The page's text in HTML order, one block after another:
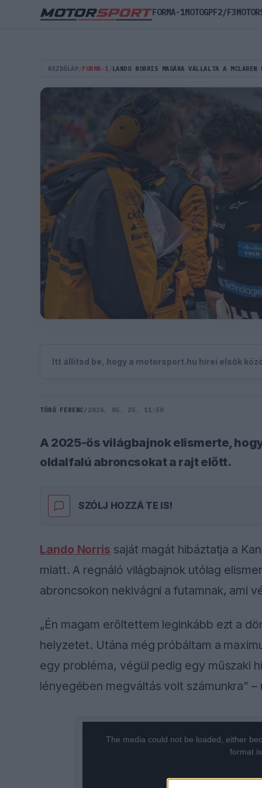
KEZDŐLAP FORMA-1 LANDO NORRIS MAGÁRA VÁLLALTA A
Itt állítsd be, hogy a motorsport.hu hírei elsők
TÖRŐ FERENC / 2026. 05. 25. 11:50
A 2025-ös világbajnok elismerte,
oldalfalú abroncsokat a rajt előtt.
SZÓLJ HOZZÁ TE IS!
Lando Norris saját magát hibáztatja a
miatt. A regnáló világbajnok utólag
abroncsokon nekivágni a futamnak, ami
„Én magam erőltettem leginkább ezt a
helyzetet. Utána még próbáltam a
egy probléma, végül pedig egy műszaki
lényegében megváltás volt számunkra”
The media could not be loaded, either
format
FORMA-1MOTOGPF2/F3